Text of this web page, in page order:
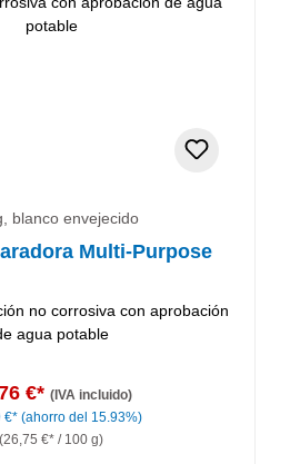
blanco envejecido
Multi-Purpose
no corrosiva con aprobación
agua potable
€* (IVA incluido)
€* (ahorro del 15.93%)
(26,75 €* / 100 g)